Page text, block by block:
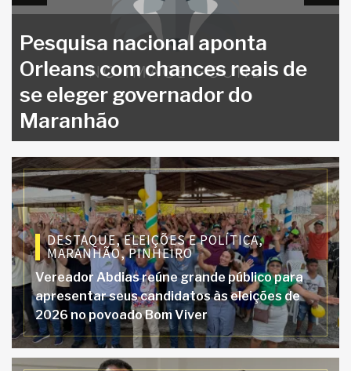
de
DESTAQUE,ELEIÇÕES E POLÍTICA,
MARANHÃO,PINHEIRO
Vereador Abdias reúne grande público para
apresentar seus candidatos às eleições de
2026 no povoado Bom Viver